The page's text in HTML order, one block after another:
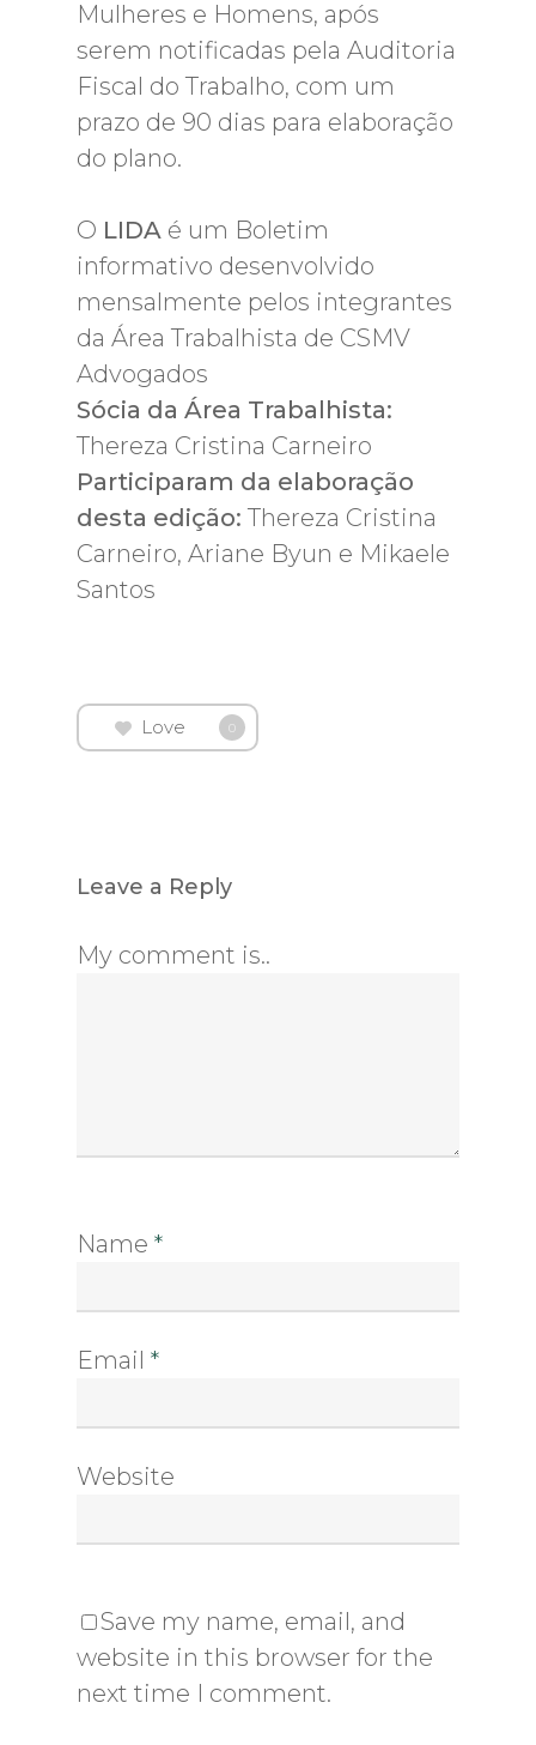
Mulheres e Homens, após
serem notificadas pela Auditoria
Fiscal do Trabalho, com um
prazo de 90 dias para elaboração
do plano.
O LIDA é um Boletim
informativo desenvolvido
mensalmente pelos integrantes
da Área Trabalhista de CSMV
Advogados
Sócia da Área Trabalhista:
Thereza Cristina Carneiro
Participaram da elaboração
desta edição: Thereza Cristina
Carneiro, Ariane Byun e Mikaele
Santos
Love 0
Leave a Reply
My comment is..
Name *
Email *
Website
Save my name, email, and
website in this browser for the
next time I comment.